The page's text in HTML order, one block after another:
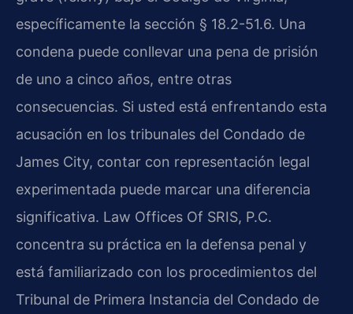
específicamente la sección § 18.2-51.6. Una
condena puede conllevar una pena de prisión
de uno a cinco años, entre otras
consecuencias. Si usted está enfrentando esta
acusación en los tribunales del Condado de
James City, contar con representación legal
experimentada puede marcar una diferencia
significativa. Law Offices Of SRIS, P.C.
concentra su práctica en la defensa penal y
está familiarizado con los procedimientos del
Tribunal de Primera Instancia del Condado de